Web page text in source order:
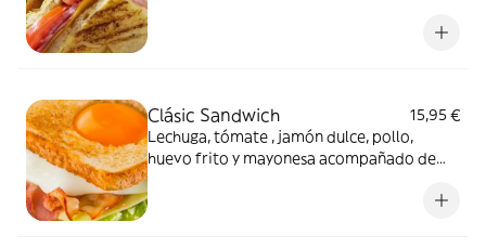
Clásic Sandwich
15,95 €
Lechuga, tómate , jamón dulce, pollo,
huevo frito y mayonesa acompañado de